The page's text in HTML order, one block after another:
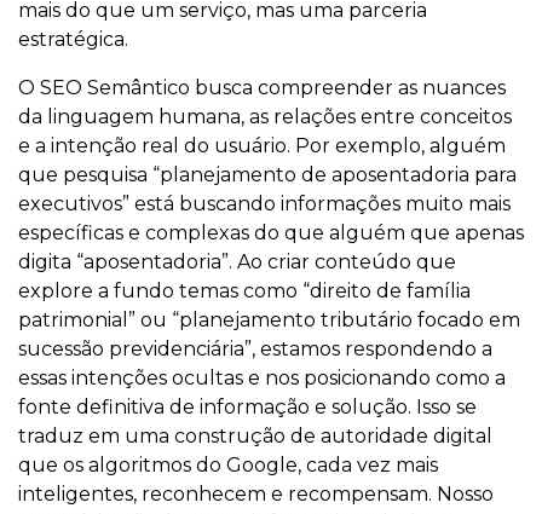
mais do que um serviço, mas uma parceria
estratégica.
O SEO Semântico busca compreender as nuances
da linguagem humana, as relações entre conceitos
e a intenção real do usuário. Por exemplo, alguém
que pesquisa “planejamento de aposentadoria para
executivos” está buscando informações muito mais
específicas e complexas do que alguém que apenas
digita “aposentadoria”. Ao criar conteúdo que
explore a fundo temas como “direito de família
patrimonial” ou “planejamento tributário focado em
sucessão previdenciária”, estamos respondendo a
essas intenções ocultas e nos posicionando como a
fonte definitiva de informação e solução. Isso se
traduz em uma construção de autoridade digital
que os algoritmos do Google, cada vez mais
inteligentes, reconhecem e recompensam. Nosso